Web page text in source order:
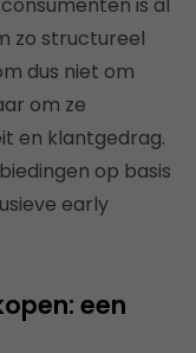
zo structureel
dus niet om
om ze
en klantgedrag.
op basis
early
een